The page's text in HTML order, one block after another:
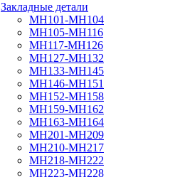
Закладные детали
МН101-МН104
МН105-МН116
МН117-МН126
МН127-МН132
МН133-МН145
МН146-МН151
МН152-МН158
МН159-МН162
МН163-МН164
МН201-МН209
МН210-МН217
МН218-МН222
МН223-МН228